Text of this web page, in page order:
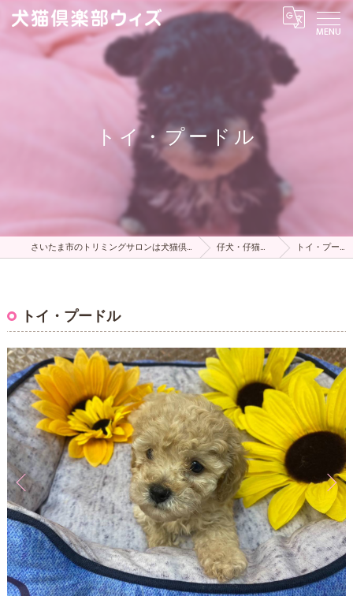
トイ・プードル
さいたま市のトリミングサロンは犬猫倶楽部ウィズ 仔犬・仔猫の販売 トイ・プードル
トイ・プードル